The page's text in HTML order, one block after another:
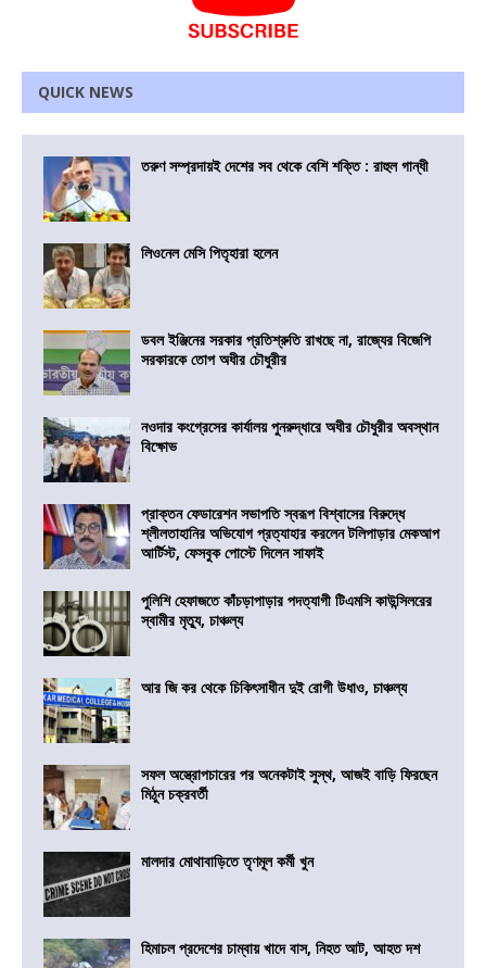
QUICK NEWS
তরুণ সম্প্রদায়ই দেশের সব থেকে বেশি শক্তি : রাহুল গান্ধী
লিওনেল মেসি পিতৃহারা হলেন
ডবল ইঞ্জিনের সরকার প্রতিশ্রুতি রাখছে না, রাজ্যের বিজেপি
সরকারকে তোপ অধীর চৌধুরীর
নওদার কংগ্রেসের কার্যালয় পুনরুদ্ধারে অধীর চৌধুরীর অবস্থান
বিক্ষোভ
প্রাক্তন ফেডারেশন সভাপতি স্বরূপ বিশ্বাসের বিরুদ্ধে
শ্লীলতাহানির অভিযোগ প্রত্যাহার করলেন টলিপাড়ার মেকআপ
আর্টিস্ট, ফেসবুক পোস্টে দিলেন সাফাই
পুলিশি হেফাজতে কাঁচড়াপাড়ার পদত্যাগী টিএমসি কাউন্সিলরের
স্বামীর মৃত্যু, চাঞ্চল্য
আর জি কর থেকে চিকিৎসাধীন দুই রোগী উধাও, চাঞ্চল্য
সফল অস্ত্রোপচারের পর অনেকটাই সুস্থ, আজই বাড়ি ফিরছেন
মিঠুন চক্রবর্তী
মালদার মোথাবাড়িতে তৃণমূল কর্মী খুন
হিমাচল প্রদেশের চাম্বায় খাদে বাস, নিহত আট, আহত দশ